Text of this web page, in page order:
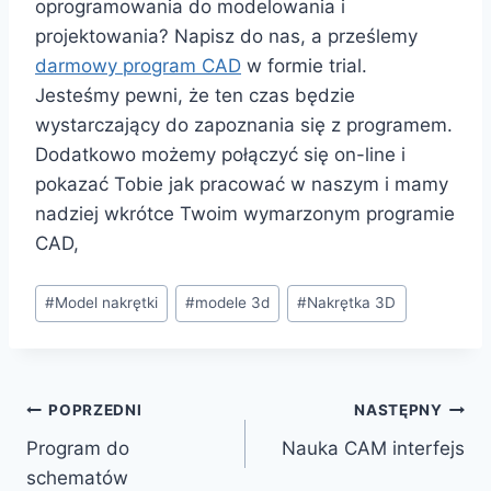
oprogramowania do modelowania i
projektowania? Napisz do nas, a prześlemy
darmowy program CAD w formie trial.
Jesteśmy pewni, że ten czas będzie
wystarczający do zapoznania się z programem.
Dodatkowo możemy połączyć się on-line i
pokazać Tobie jak pracować w naszym i mamy
nadziej wkrótce Twoim wymarzonym programie
CAD,
Tagi
wpisu:
#Model nakrętki #modele 3d #Nakrętka 3D
Nawigacja
wpisu
POPRZEDNI
Program do
schematów
NASTĘPNY
Nauka CAM interfejs